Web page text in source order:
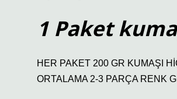
1 Paket
HER PAKET 200 GR KUMAŞI
ORTALAMA 2-3 PARÇA RENK